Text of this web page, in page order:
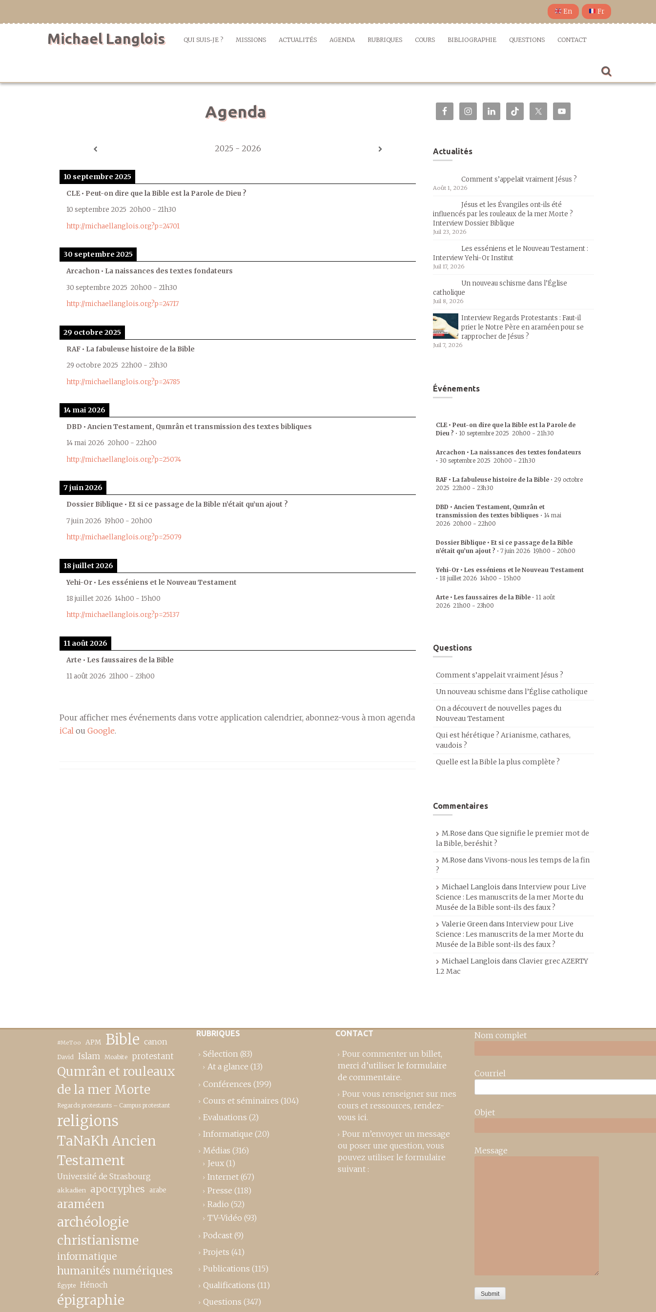
En Fr
Michael Langlois QUI SUIS-JE ? MISSIONS ACTUALITÉS AGENDA RUBRIQUES COURS BIBLIOGRAPHIE QUESTIONS CONTACT
Agenda
2025 - 2026
10 septembre 2025
CLE • Peut-on dire que la Bible est la Parole de Dieu ?
10 septembre 2025 20h00 - 21h30
http://michaellanglois.org?p=24701
30 septembre 2025
Arcachon • La naissances des textes fondateurs
30 septembre 2025 20h00 - 21h30
http://michaellanglois.org?p=24717
29 octobre 2025
RAF • La fabuleuse histoire de la Bible
29 octobre 2025 22h00 - 23h30
http://michaellanglois.org?p=24785
14 mai 2026
DBD • Ancien Testament, Qumrân et transmission des textes bibliques
14 mai 2026 20h00 - 22h00
http://michaellanglois.org?p=25074
7 juin 2026
Dossier Biblique • Et si ce passage de la Bible n’était qu’un ajout ?
7 juin 2026 19h00 - 20h00
http://michaellanglois.org?p=25079
18 juillet 2026
Yehi-Or • Les esséniens et le Nouveau Testament
18 juillet 2026 14h00 - 15h00
http://michaellanglois.org?p=25137
11 août 2026
Arte • Les faussaires de la Bible
11 août 2026 21h00 - 23h00
Pour afficher mes événements dans votre application calendrier, abonnez-vous à mon agenda
iCal ou Google.
Actualités
Comment s’appelait vraiment Jésus ?
Août 1, 2026
Jésus et les Évangiles ont-ils été
influencés par les rouleaux de la mer Morte ?
Interview Dossier Biblique
Juil 23, 2026
Les esséniens et le Nouveau Testament :
Interview Yehi-Or Institut
Juil 17, 2026
Un nouveau schisme dans l’Église
catholique
Juil 8, 2026
Interview Regards Protestants : Faut-il
prier le Notre Père en araméen pour se
rapprocher de Jésus ?
Juil 7, 2026
Événements
CLE • Peut-on dire que la Bible est la Parole de
Dieu ? • 10 septembre 2025 20h00 - 21h30
Arcachon • La naissances des textes fondateurs
• 30 septembre 2025 20h00 - 21h30
RAF • La fabuleuse histoire de la Bible • 29 octobre
2025 22h00 - 23h30
DBD • Ancien Testament, Qumrân et
transmission des textes bibliques • 14 mai
2026 20h00 - 22h00
Dossier Biblique • Et si ce passage de la Bible
n’était qu’un ajout ? • 7 juin 2026 19h00 - 20h00
Yehi-Or • Les esséniens et le Nouveau Testament
• 18 juillet 2026 14h00 - 15h00
Arte • Les faussaires de la Bible • 11 août
2026 21h00 - 23h00
Questions
Comment s’appelait vraiment Jésus ?
Un nouveau schisme dans l’Église catholique
On a découvert de nouvelles pages du
Nouveau Testament
Qui est hérétique ? Arianisme, cathares,
vaudois ?
Quelle est la Bible la plus complète ?
Commentaires
M.Rose dans Que signifie le premier mot de
la Bible, beréshit ?
M.Rose dansVivons-nous les temps de la fin
?
Michael Langlois dans Interview pour Live
Science : Les manuscrits de la mer Morte du
Musée de la Bible sont-ils des faux ?
Valerie Greendans Interview pour Live
Science : Les manuscrits de la mer Morte du
Musée de la Bible sont-ils des faux ?
Michael Langlois dans Clavier grec AZERTY
1.2 Mac
#MeToo APM Bible canon
David Islam Moabite protestant
Qumrân et rouleaux
de la mer Morte
Regards protestants – Campus protestant
religions
TaNaKh Ancien
Testament
Université de Strasbourg
akkadien apocryphes arabe
araméen
archéologie
christianisme
informatique
humanités numériques
Égypte Hénoch
épigraphie
RUBRIQUES
Sélection (83)
At a glance (13)
Conférences (199)
Cours et séminaires (104)
Evaluations (2)
Informatique (20)
Médias (316)
Jeux (1)
Internet (67)
Presse (118)
Radio (52)
TV-Vidéo (93)
Podcast (9)
Projets (41)
Publications (115)
Qualifications (11)
Questions (347)
CONTACT
Pour commenter un billet,
merci d’utiliser le formulaire
de commentaire.
Pour vous renseigner sur mes
cours et ressources, rendez-
vous ici.
Pour m’envoyer un message
ou poser une question, vous
pouvez utiliser le formulaire
suivant :
Nom complet
Courriel
Objet
Message